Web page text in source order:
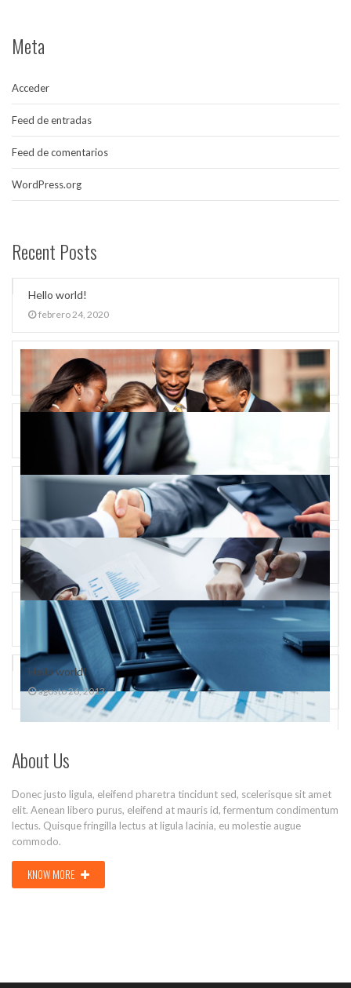
Meta
Acceder
Feed de entradas
Feed de comentarios
WordPress.org
Recent Posts
Hello world!
febrero 24, 2020
Single Image Post
septiembre 29, 2016
Video Post
agosto 14, 2016
Gallery Post
abril 22, 2015
Single Feature Post
noviembre 26, 2013
Hello world!
agosto 26, 2013
About Us
Donec justo ligula, eleifend pharetra tincidunt sed, scelerisque sit amet
elit. Aenean libero purus, eleifend at mauris id, fermentum condimentum
lectus. Quisque fringilla lectus at ligula lacinia, eu molestie augue
commodo.
KNOW MORE